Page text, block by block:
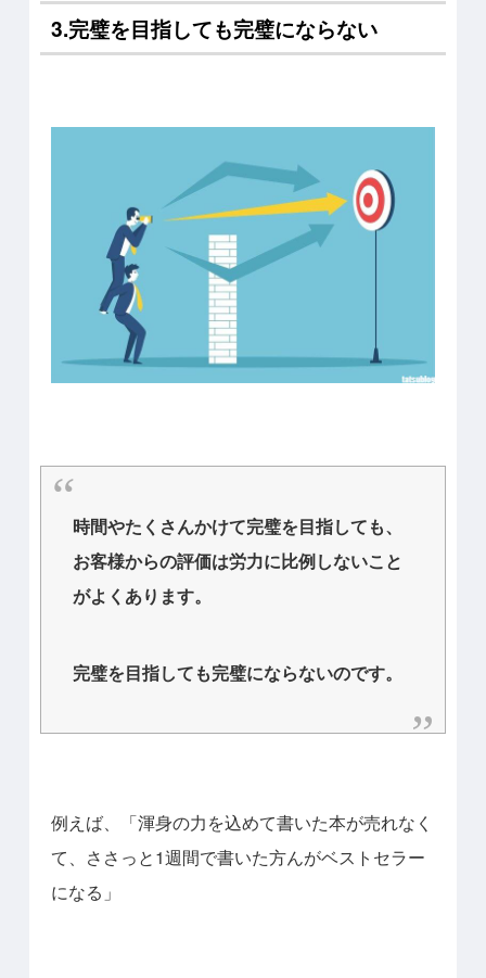
3.完璧を目指しても完璧にならない
時間やたくさんかけて完璧を目指しても、
お客様からの評価は労力に比例しないこと
がよくあります。
完璧を目指しても完璧にならないのです。
例えば、「渾身の力を込めて書いた本が売れなく
て、ささっと1週間で書いた方んがベストセラー
になる」